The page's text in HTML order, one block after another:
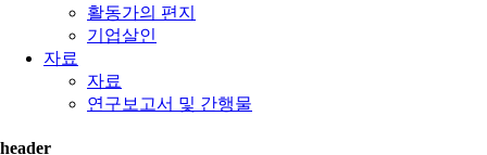
활동가의 편지
기업살인
자료
자료
연구보고서 및 간행물
header